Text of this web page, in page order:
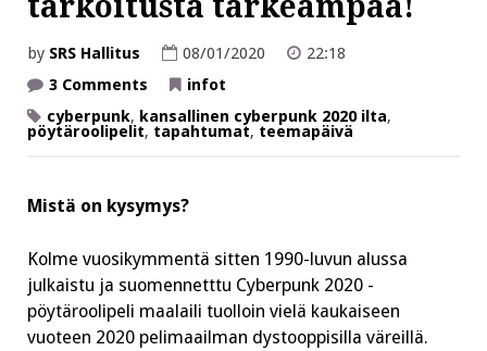
by SRS Hallitus 08/01/2020
22:18
3 Comments
kaikille,
jotka
tietävät,
aina
tarkoitusta
infot
cyberpunk, kansallinen cyberpunk 2020 ilta,
pöytäroolipelit, tapahtumat, teemapäivä
Mistä on kysymys?
Kolme vuosikymmentä sitten 1990-luvun alussa
julkaistu ja suomennetttu Cyberpunk 2020 -
pöytäroolipeli maalaili tuolloin vielä kaukaiseen
vuoteen 2020 pelimaailman dystooppisilla väreillä.